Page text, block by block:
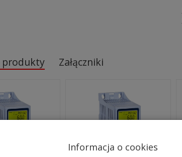
produkty Załączniki
Informacja o cookies